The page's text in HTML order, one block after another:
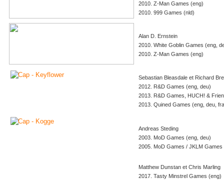
2010. Z-Man Games (eng)
2010. 999 Games (nld)
Alan D. Ernstein
2010. White Goblin Games (eng,
2010. Z-Man Games (eng)
Sebastian Bleasdale et Richard
2012. R&D Games (eng, deu)
2013. R&D Games, HUCH! &
2013. Quined Games (eng, deu,
Andreas Steding
2003. MoD Games (eng, deu)
2005. MoD Games / JKLM Games
Matthew Dunstan et Chris Marling
2017. Tasty Minstrel Games (eng)